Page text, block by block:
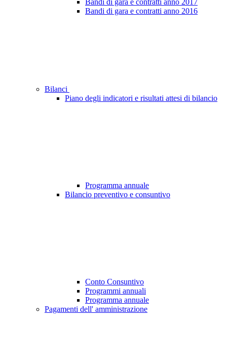
Bandi di gara e contratti anno 2017
Bandi di gara e contratti anno 2016
Bilanci
Piano degli indicatori e risultati attesi di bilancio
Programma annuale
Bilancio preventivo e consuntivo
Conto Consuntivo
Programmi annuali
Programma annuale
Pagamenti dell' amministrazione